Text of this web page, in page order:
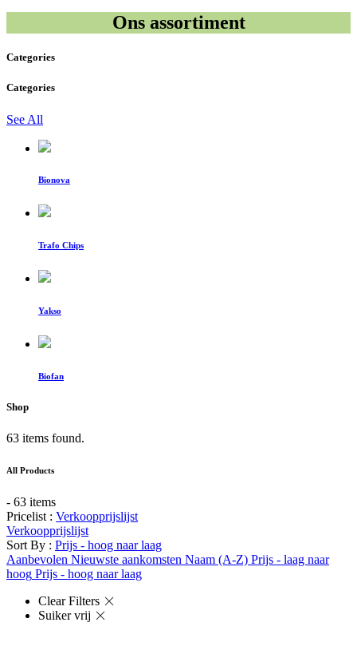
Ons assortiment
Categories
Categories
See All
Bionova
Trafo Chips
Yakso
Biofan
Shop
63 items found.
All Products
- 63 items
Pricelist : Verkoopprijslijst
Verkoopprijslijst
Sort By : Prijs - hoog naar laag
Aanbevolen Nieuwste aankomsten Naam (A-Z) Prijs - laag naar
hoog Prijs - hoog naar laag
Clear Filters
Suiker vrij